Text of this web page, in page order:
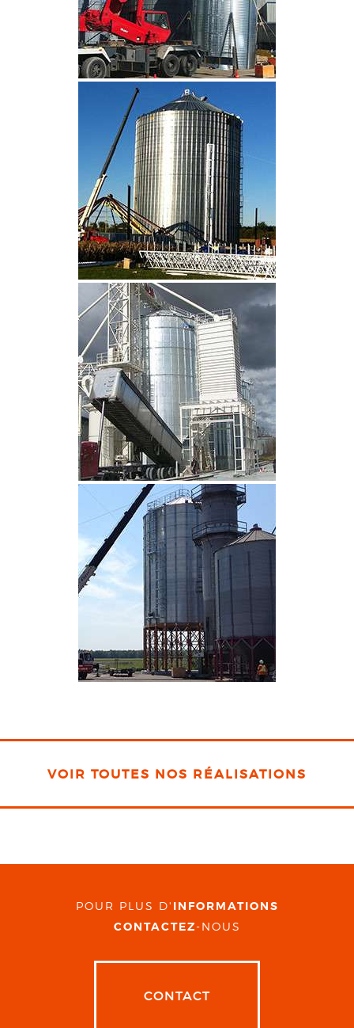
CLIQUEZ POUR AGRANDIR
CLIQUEZ POUR AGRANDIR
CLIQUEZ POUR AGRANDIR
VOIR TOUTES NOS RÉALISATIONS
POUR PLUS D' INFORMATIONS
CONTACTEZ-NOUS
CONTACT